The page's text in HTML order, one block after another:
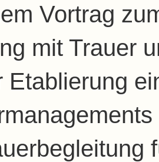
Vortrag
mit Trauer
Etablierung